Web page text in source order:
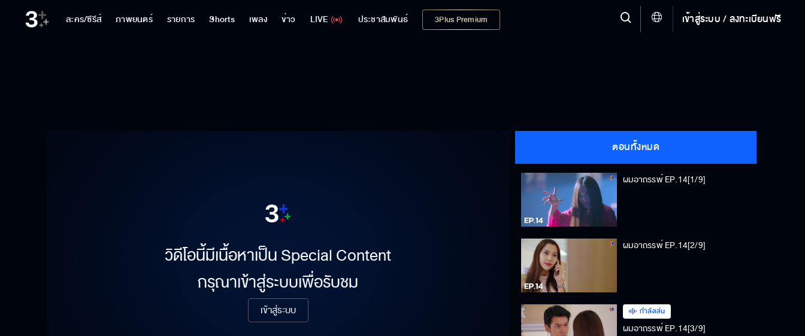
ละคร/ซีรีส์ ภาพยนตร์ รายการ Shorts เพลง ข่าว LIVE ประชาสัมพันธ์ 3Plus Premium เข้าสู่ระบบ / ลงทะเบียนฟรี
วิดีโอนี้มีเนื้อหาเป็น Special Content
กรุณาเข้าสู่ระบบเพื่อรับชม
เข้าสู่ระบบ
ตอนทั้งหมด
ผมอาถรรพ์ EP.14[1/9]
ผมอาถรรพ์ EP.14[2/9]
กำลังเล่น
ผมอาถรรพ์ EP.14[3/9]